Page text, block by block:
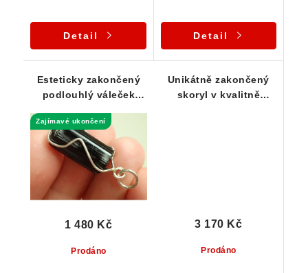
Detail Detail
Esteticky zakončený
podlouhlý váleček
přívěsek
Zajímavé ukončení
Prodáno
1 480 Kč
Unikátně zakončený
skoryl v kvalitně
Prodáno
3 170 Kč